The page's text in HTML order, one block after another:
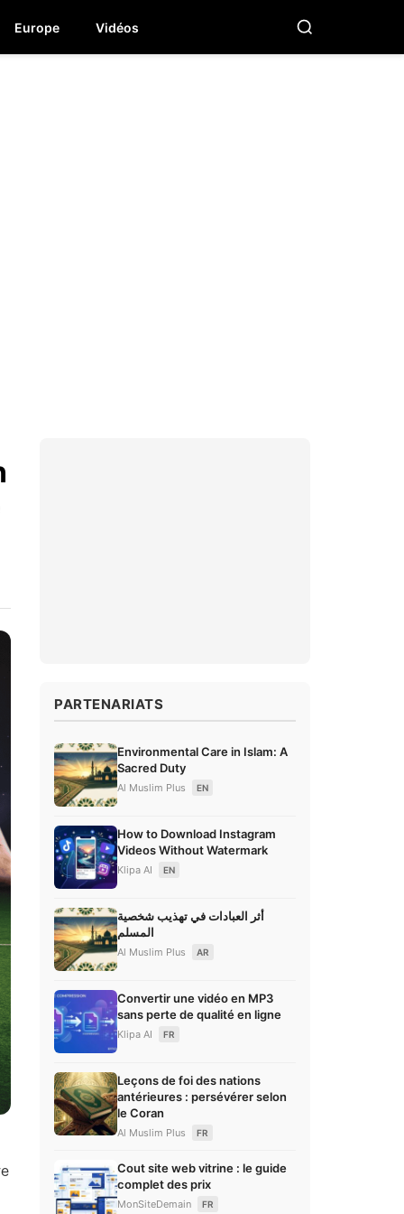
Europe Vidéos
PARTENARIATS
Environmental Care in Islam: A
Sacred Duty
Al Muslim Plus EN
How to Download Instagram
Videos Without Watermark
Klipa AI EN
أثر العبادات في تهذيب شخصية
المسلم
Al Muslim Plus AR
Convertir une vidéo en MP3
sans perte de qualité en ligne
Klipa AI FR
Leçons de foi des nations
antérieures : persévérer selon
le Coran
Al Muslim Plus FR
Cout site web vitrine : le guide
complet des prix
MonSiteDemain FR